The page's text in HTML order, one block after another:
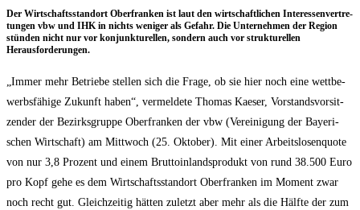
Der Wirt­schafts­stand­ort Ober­fran­ken ist laut den wirt­schaft­li­chen Inter­es­sen­ver­tre­
tun­gen vbw und IHK in nichts weni­ger als Gefahr. Die Unter­neh­men der Regi­on
stün­den nicht nur vor kon­junk­tu­rel­len, son­dern auch vor struk­tu­rel­len
Herausforderungen.
„Immer mehr Betrie­be stel­len sich die Fra­ge, ob sie hier noch eine wett­be­
werbs­fä­hi­ge Zukunft haben“, ver­mel­de­te Tho­mas Kae­ser, Vor­stands­vor­sit­
zen­der der Bezirks­grup­pe Ober­fran­ken der vbw (Ver­ei­ni­gung der Baye­ri­
schen Wirt­schaft) am Mitt­woch (25. Okto­ber). Mit einer Arbeits­lo­sen­quo­te
von nur 3,8 Pro­zent und einem Brut­to­in­lands­pro­dukt von rund 38.500 Euro
pro Kopf gehe es dem Wirt­schafts­stand­ort Ober­fran­ken im Moment zwar
noch recht gut. Gleich­zei­tig hät­ten zuletzt aber mehr als die Hälf­te der zum